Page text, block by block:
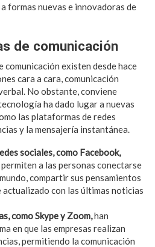
formas nuevas e innovadoras de
de comunicación
comunicación existen desde hace
cara a cara, comunicación
No obstante, conviene
ha dado lugar a nuevas
las plataformas de redes
y la mensajería instantánea.
sociales, como Facebook,
permiten a las personas conectarse
compartir sus pensamientos
actualizado con las últimas noticias
como Skype y Zoom,han
en que las empresas realizan
permitiendo la comunicación